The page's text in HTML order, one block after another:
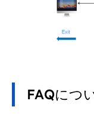
FAQにつ